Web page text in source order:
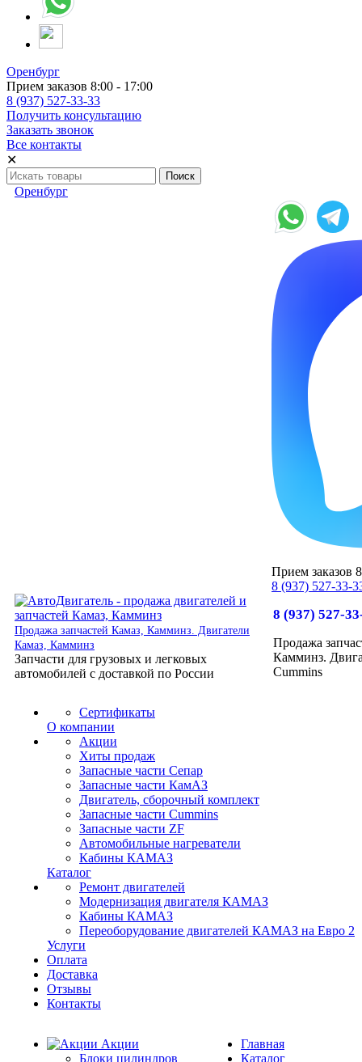
Оренбург
Прием заказов 8:00 - 17:00
8 (937) 527-33-33
Получить консультацию
Заказать звонок
Все контакты
✕
Оренбург
Прием заказов
8 (937) 527-33-
Продажа запчастей Камаз, Камминз. Двигатели
Камаз, Камминз
Запчасти для грузовых и легковых
автомобилей с доставкой по России
8 (937) 527-
Продажа
Камминз.
Cummins
Сертификаты
О компании
Акции
Хиты продаж
Запасные части Сепар
Запасные части КамАЗ
Двигатель, сборочный комплект
Запасные части Cummins
Запасные части ZF
Автомобильные нагреватели
Кабины КАМАЗ
Каталог
Ремонт двигателей
Модернизация двигателя КАМАЗ
Кабины КАМАЗ
Переоборудование двигателей КАМАЗ на Евро 2
Услуги
Оплата
Доставка
Отзывы
Контакты
Акции
Блоки цилиндров
Главная
Каталог